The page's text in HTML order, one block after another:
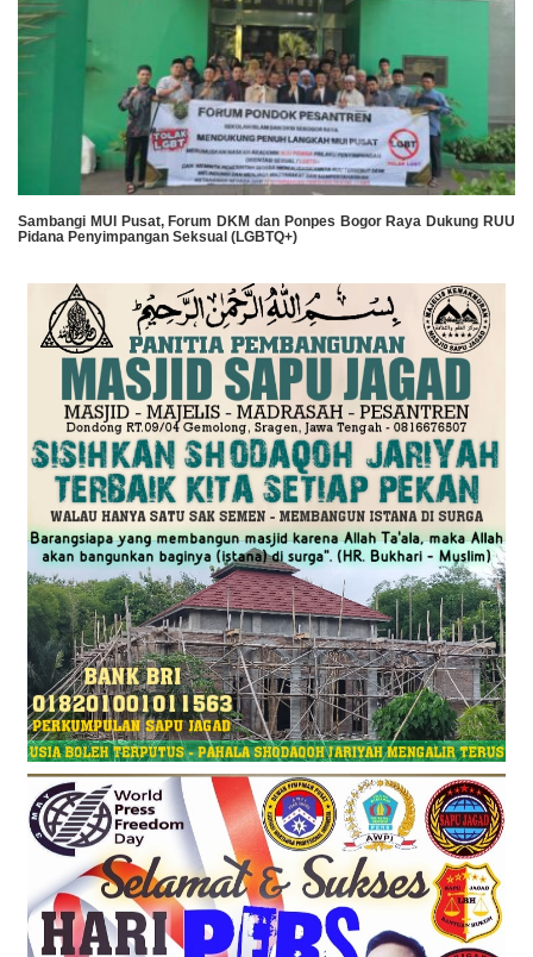
Sambangi MUI Pusat, Forum DKM dan Ponpes Bogor Raya Dukung RUU
Pidana Penyimpangan Seksual (LGBTQ+)